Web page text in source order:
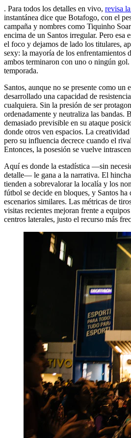
. Para todos los detalles en vivo, revisa
instantánea dice que Botafogo, con el
campaña y nombres como Tiquinho
encima de un Santos irregular. Pero esa
el foco y dejamos de lado los titulares,
sexy: la mayoría de los enfrentamientos
ambos terminaron con uno o ningún
temporada.
Santos, aunque no se presente como un
desarrollado una capacidad de
cualquiera. Sin la presión de ser
ordenadamente y neutraliza las bandas.
demasiado previsible en su ataque
donde otros ven espacios. La
pero su influencia decrece cuando el
Entonces, la posesión se vuelve
Aquí es donde la estadística —sin
detalle— le gana a la narrativa. El
tienden a sobrevalorar la localía y los
fútbol se decide en bloques, y Santos ha
escenarios similares. Las métricas de
visitas recientes mejoran frente a
centros laterales, justo el recurso más